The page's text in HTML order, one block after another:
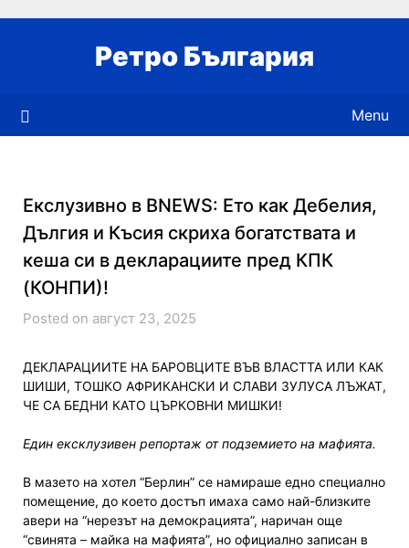
Ретро България
Menu
Екслузивно в BNEWS: Ето как Дебелия,
Дългия и Късия скриха богатствата и
кеша си в декларациите пред КПК
(КОНПИ)!
Posted on август 23, 2025
ДЕКЛАРАЦИИТЕ НА БАРОВЦИТЕ ВЪВ ВЛАСТТА ИЛИ КАК
ШИШИ, ТОШКО АФРИКАНСКИ И СЛАВИ ЗУЛУСА ЛЪЖАТ,
ЧЕ СА БЕДНИ КАТО ЦЪРКОВНИ МИШКИ!
Един ексклузивен репортаж от подземието на мафията.
В мазето на хотел “Берлин” се намираше едно специално
помещение, до което достъп имаха само най-близките
авери на “нерезът на демокрацията”, наричан още
“свинята – майка на мафията”, но официално записан в